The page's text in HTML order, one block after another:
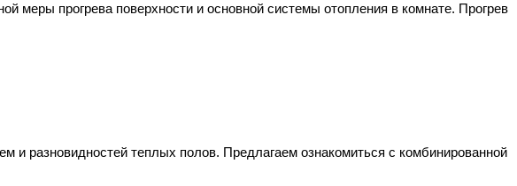
меры прогрева поверхности и основной системы отопления в комнате. Прогрев
и разновидностей теплых полов. Предлагаем ознакомиться с комбинированной